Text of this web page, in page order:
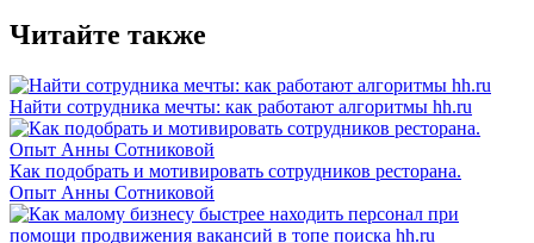
Читайте также
Найти сотрудника мечты: как работают алгоритмы hh.ru
Как подобрать и мотивировать сотрудников ресторана.
Опыт Анны Сотниковой